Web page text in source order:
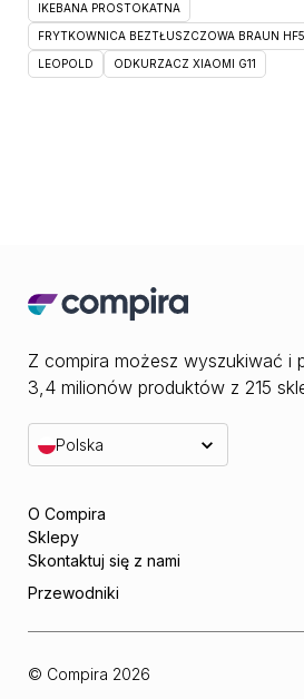
IKEBANA PROSTOKATNA
FRYTKOWNICA BEZTŁUSZCZOWA BRAUN
LEOPOLD ODKURZACZ XIAOMI G11
Z compira możesz wyszukiwać i
3,4 milionów produktów z 215
Polska
O Compira
Sklepy
Skontaktuj się z nami
Przewodniki
© Compira 2026